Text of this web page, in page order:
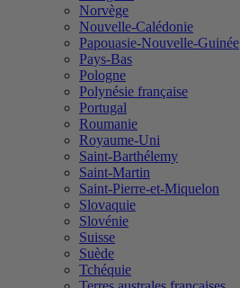
Norvège
Nouvelle-Calédonie
Papouasie-Nouvelle-Guinée
Pays-Bas
Pologne
Polynésie française
Portugal
Roumanie
Royaume-Uni
Saint-Barthélemy
Saint-Martin
Saint-Pierre-et-Miquelon
Slovaquie
Slovénie
Suisse
Suède
Tchéquie